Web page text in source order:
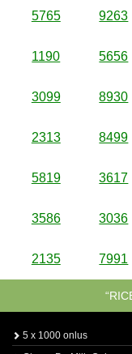
5765 9263
1190 5656
3099 8930
2313 8499
5819 3617
3586 3036
2135 7991
5 x 1000 onlus